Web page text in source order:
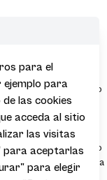
|
El Consejero
Javier Hurtado
viaja a Japón
para
promocionar
Euskadi dentro
de la estrategia
para el
para
las cookies
acceda al sitio
las visitas
para aceptarlas
para elegir